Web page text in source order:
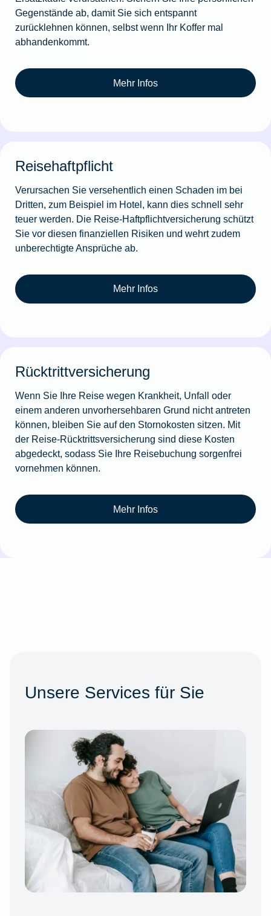
Gegenstände ab, damit Sie sich entspannt
zurücklehnen können, selbst wenn Ihr Koffer mal
abhandenkommt.
Mehr Infos
Reisehaftpflicht
Verursachen Sie versehentlich einen Schaden im bei
Dritten, zum Beispiel im Hotel, kann dies schnell sehr
teuer werden. Die Reise-Haftpflichtversicherung schützt
Sie vor diesen finanziellen Risiken und wehrt zudem
unberechtigte Ansprüche ab.
Mehr Infos
Rücktrittversicherung
Wenn Sie Ihre Reise wegen Krankheit, Unfall oder
einem anderen unvorhersehbaren Grund nicht antreten
können, bleiben Sie auf den Stornokosten sitzen. Mit
der Reise-Rücktrittsversicherung sind diese Kosten
abgedeckt, sodass Sie Ihre Reisebuchung sorgenfrei
vornehmen können.
Mehr Infos
Unsere Services für Sie